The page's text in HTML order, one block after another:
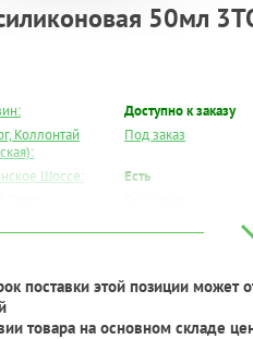
50мл
Доступно к заказу
Коллонтай
Под заказ
Шоссе:
Есть
Под заказ
поставки этой позиции может
товара на основном складе